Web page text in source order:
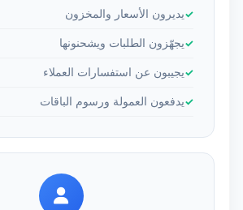
يديرون الأسعار والمخزون
يجهّزون الطلبات ويشحنونها
يجيبون عن استفسارات العملاء
يدفعون العمولة ورسوم الباقات